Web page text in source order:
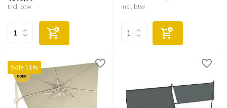
Incl. btw Incl. btw
Sale 11%